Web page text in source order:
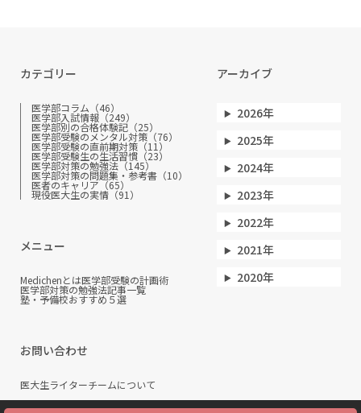
カテゴリー
医学部コラム（46）
医学部入試情報（249）
医学部別の合格体験記（25）
医学部受験のメンタル対策（76）
医学部受験の直前期対策（11）
医学部受験生の生活習慣（23）
医学部対策の勉強法（145）
医学部対策の問題集・参考書（10）
医者のキャリア（65）
現役医大生の実情（91）
メニュー
Medichenとは医学部受験の計画術
医学部対策の勉強法記事一覧
塾・予備校おすすめ５選
お問い合わせ
医大生ライターチームについて
アーカイブ
2026年
2025年
2024年
2023年
2022年
2021年
2020年